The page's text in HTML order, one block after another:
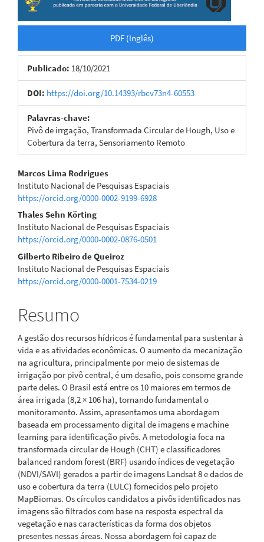
PDF (Inglês)
Publicado: 18/10/2021
DOI: https://doi.org/10.14393/rbcv73n4-60553
Palavras-chave:
Pivô de irrgação, Transformada Circular de Hough, Uso e
Cobertura da terra, Sensoriamento Remoto
Conteúdo
do
artigo
principal
Marcos Lima Rodrigues
Instituto Nacional de Pesquisas Espaciais
https://orcid.org/0000-0002-9199-6928
Thales Sehn Körting
Instituto Nacional de Pesquisas Espaciais
https://orcid.org/0000-0002-0876-0501
Gilberto Ribeiro de Queiroz
Instituto Nacional de Pesquisas Espaciais
https://orcid.org/0000-0001-7534-0219
Resumo
A gestão dos recursos hídricos é fundamental para sustentar à
vida e as atividades econômicas. O aumento da mecanização
na agricultura, principalmente por meio de sistemas de
irrigação por pivô central, é um desafio, pois consome grande
parte deles. O Brasil está entre os 10 maiores em termos de
área irrigada (8,2 × 106 ha), tornando fundamental o
monitoramento. Assim, apresentamos uma abordagem
baseada em processamento digital de imagens e machine
learning para identificação pivôs. A metodologia foca na
transformada circular de Hough (CHT) e classificadores
balanced random forest (BRF) usando índices de vegetação
(NDVI/SAVI) gerados a partir de imagens Landsat 8 e dados de
uso e cobertura da terra (LULC) fornecidos pelo projeto
MapBiomas. Os círculos candidatos a pivôs identificados nas
imagens são filtrados com base na resposta espectral da
vegetação e nas características da forma dos objetos
presentes nessas áreas. Nossa abordagem foi capaz de